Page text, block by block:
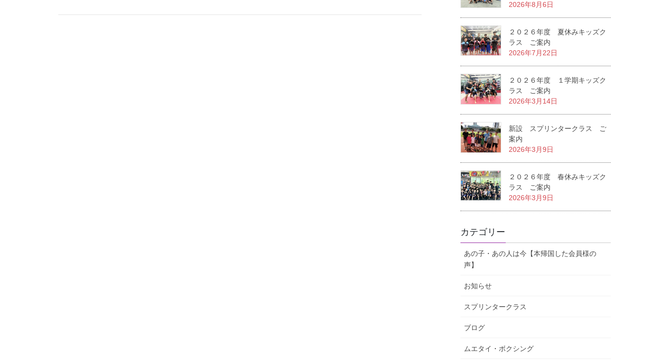
2026年8月6日
２０２６年度 夏休みキッズク
ラス ご案内
2026年7月22日
２０２６年度 １学期キッズク
ラス ご案内
2026年3月14日
新設 スプリンタークラス ご
案内
2026年3月9日
２０２６年度 春休みキッズク
ラス ご案内
2026年3月9日
カテゴリー
あの子・あの人は今【本帰国した会員様の
声】
お知らせ
スプリンタークラス
ブログ
ムエタイ・ボクシング